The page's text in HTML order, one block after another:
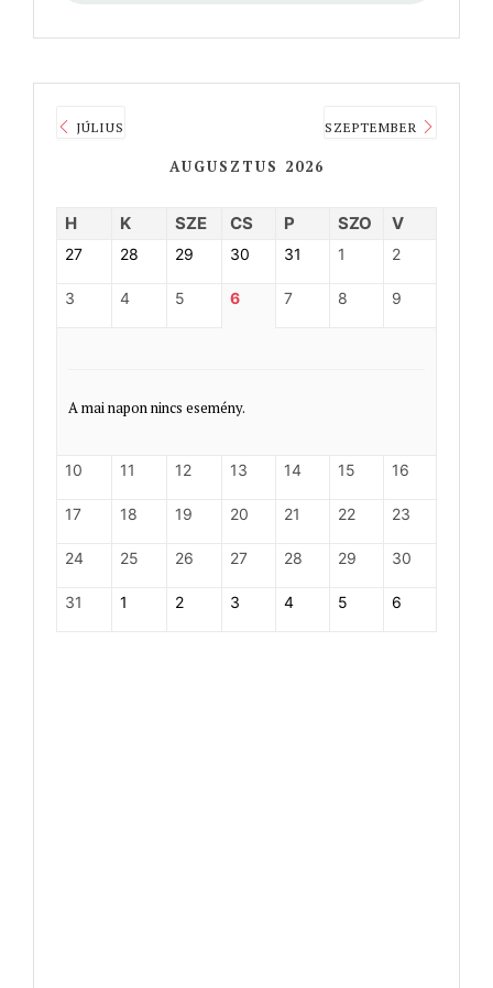
JÚLIUS
AUGUSZTUS 2026
SZEPTEMBER
H K SZE CS P SZO V
27 28 29 30 31 1 2
3 4 5 6 7 8 9
A mai napon nincs esemény.
10 11 12 13 14 15 16
17 18 19 20 21 22 23
24 25 26 27 28 29 30
31 1 2 3 4 5 6